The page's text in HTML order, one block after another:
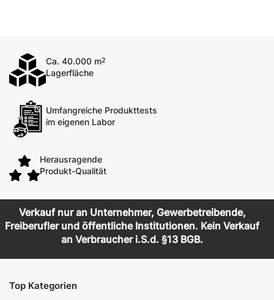
Ca. 40.000 m2
Lagerfläche
Umfangreiche Produkttests
im eigenen Labor
Herausragende
Produkt-Qualität
Verkauf nur an Unternehmer, Gewerbetreibende,
Freiberufler und öffentliche Institutionen. Kein Verkauf
an Verbraucher i.S.d. §13 BGB.
Top Kategorien